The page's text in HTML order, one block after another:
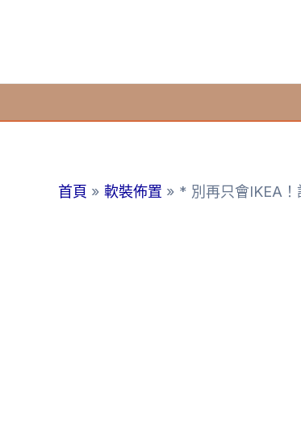
要
首頁 軟裝佈置 * 別再只會IKEA！